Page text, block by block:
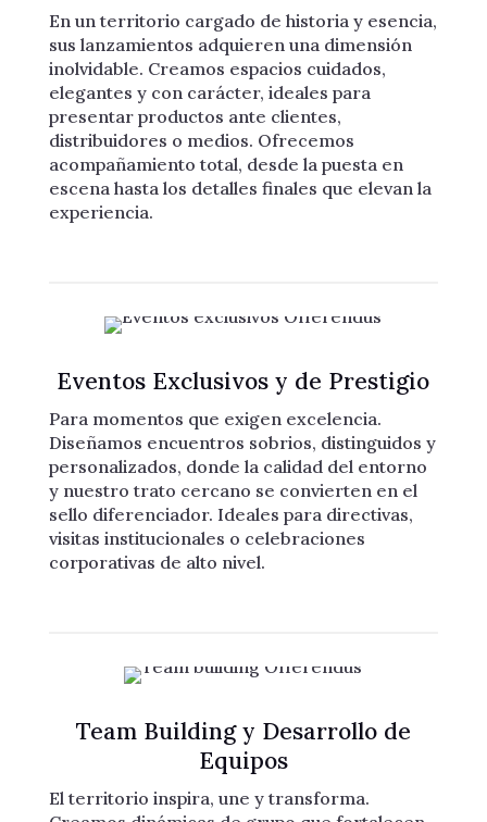
En un territorio cargado de historia y esencia,
sus lanzamientos adquieren una dimensión
inolvidable. Creamos espacios cuidados,
elegantes y con carácter, ideales para
presentar productos ante clientes,
distribuidores o medios. Ofrecemos
acompañamiento total, desde la puesta en
escena hasta los detalles finales que elevan la
experiencia.
Eventos Exclusivos y de Prestigio
Para momentos que exigen excelencia.
Diseñamos encuentros sobrios, distinguidos y
personalizados, donde la calidad del entorno
y nuestro trato cercano se convierten en el
sello diferenciador. Ideales para directivas,
visitas institucionales o celebraciones
corporativas de alto nivel.
Team Building y Desarrollo de
Equipos
El territorio inspira, une y transforma.